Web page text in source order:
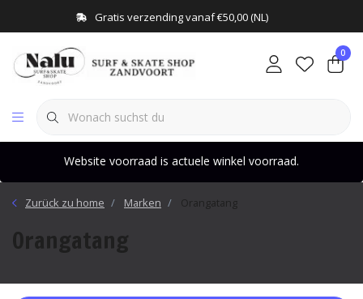
Gratis verzending vanaf €50,00 (NL)
0
Website voorraad is actuele winkel voorraad.
Zurück zu home Marken Orangatang
Orangatang